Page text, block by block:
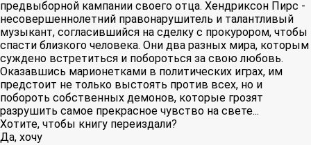
предвыборной кампании своего отца. Хендриксон Пирс -
несовершеннолетний правонарушитель и талантливый
музыкант, согласившийся на сделку с прокурором, чтобы
спасти близкого человека. Они два разных мира, которым
суждено встретиться и побороться за свою любовь.
Оказавшись марионетками в политических играх, им
предстоит не только выстоять против всех, но и
побороть собственных демонов, которые грозят
разрушить самое прекрасное чувство на свете...
Хотите, чтобы книгу переиздали?
Да, хочу